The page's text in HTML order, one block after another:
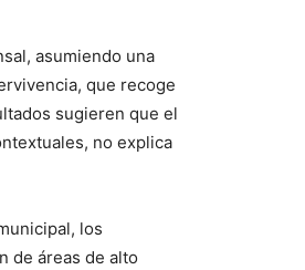
asumiendo una
que recoge
sugieren que el
no explica
los
de áreas de alto